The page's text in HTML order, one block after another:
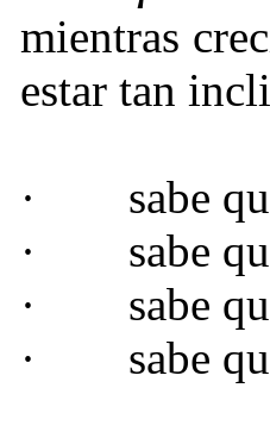
mientras
estar tan
·
sabe
·
sabe
·
sabe
·
sabe